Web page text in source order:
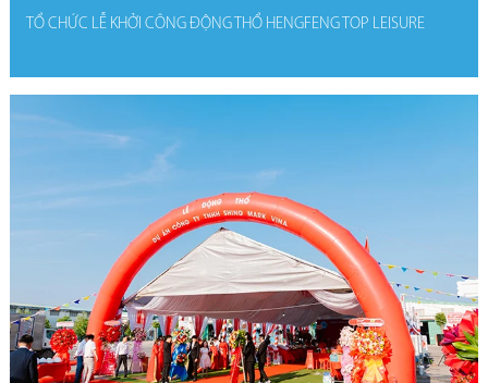
TỔ CHỨC LỄ KHỞI CÔNG ĐỘNG THỔ HENGFENG TOP LEISURE